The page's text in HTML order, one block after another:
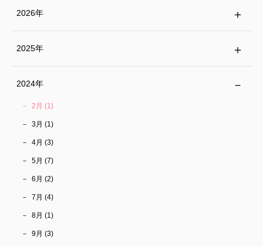
2026年
2025年
2024年
2月 (1)
3月 (1)
4月 (3)
5月 (7)
6月 (2)
7月 (4)
8月 (1)
9月 (3)